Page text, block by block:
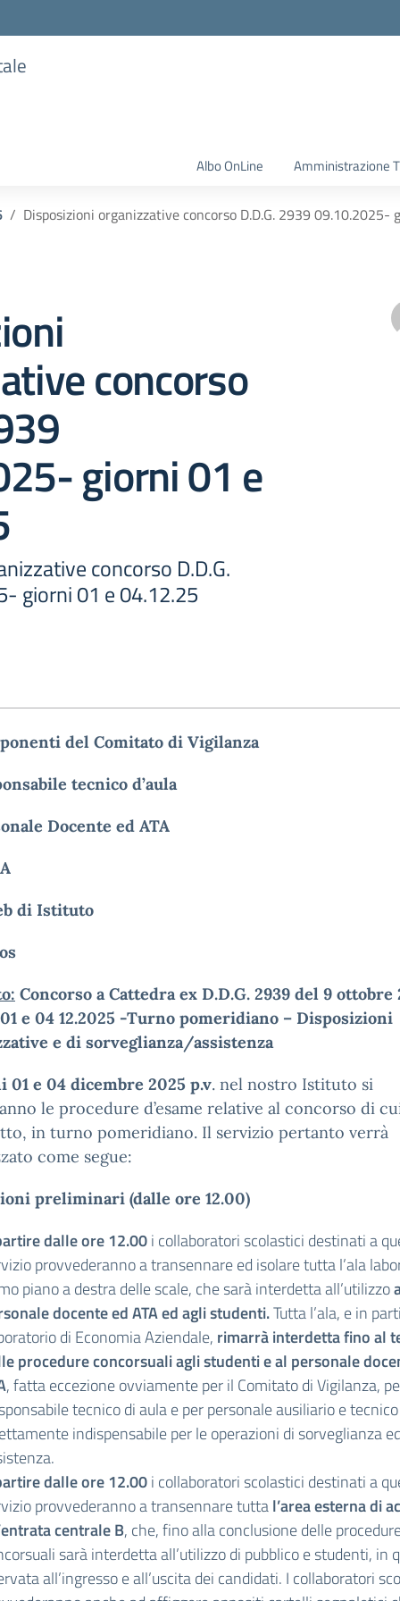
Albo OnLine Amministrazione
Disposizioni organizzative concorso D.D.G. 2939 09.10.2025-
concorso
giorni 01 e
concorso D.D.G.
giorni 01 e 04.12.25
del Comitato di Vigilanza
tecnico d’aula
Docente ed ATA
di Istituto
Concorso a Cattedra ex D.D.G. 2939 del 9 ottobre
e 04 12.2025 -Turno pomeridiano – Disposizioni
e di sorveglianza/assistenza
01 e 04 dicembre 2025 p.v. nel nostro Istituto si
le procedure d’esame relative al concorso di
in turno pomeridiano. Il servizio pertanto verrà
come segue:
preliminari (dalle ore 12.00)
dalle ore 12.00i collaboratori scolastici destinati a
provvederanno a transennare ed isolare tutta l’ala
piano a destra delle scale, che sarà interdetta all’utilizzo
docente ed ATA ed agli studenti.Tutta l’ala, e in
di Economia Aziendale, rimarrà interdetta fino al
procedure concorsuali agli studenti e al personale
, fatta eccezione ovviamente per il Comitato di Vigilanza,
tecnico di aula e per personale ausiliario e tecnico
indispensabile per le operazioni di sorveglianza
dalle ore 12.00i collaboratori scolastici destinati a
provvederanno a transennare tuttal’area esterna di
centrale B, che, fino alla conclusione delle
sarà interdetta all’utilizzo di pubblico e studenti, in
all’ingresso e all’uscita dei candidati. I collaboratori